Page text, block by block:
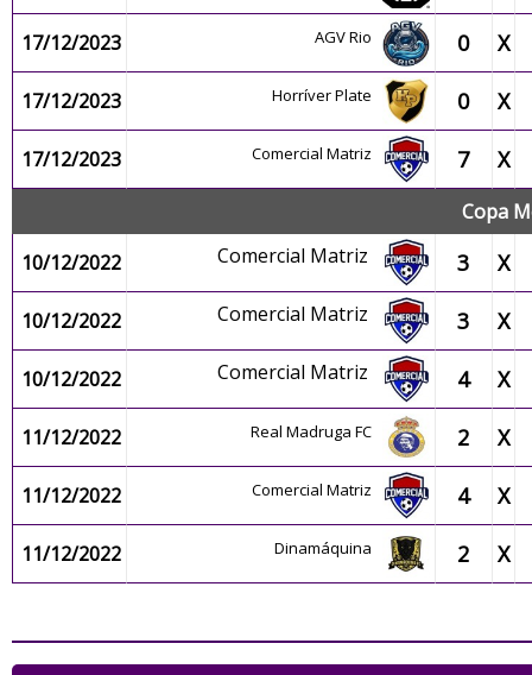
17/12/2023 AGV Rio 0 X
17/12/2023 Horríver Plate 0 X
17/12/2023 Comercial Matriz 7 X
Copa
10/12/2022
Comercial Matriz 3 X
10/12/2022 Comercial Matriz 3 X
10/12/2022 Comercial Matriz 4 X
11/12/2022 Real Madruga FC 2 X
11/12/2022 Comercial Matriz 4 X
11/12/2022 Dinamáquina 2 X